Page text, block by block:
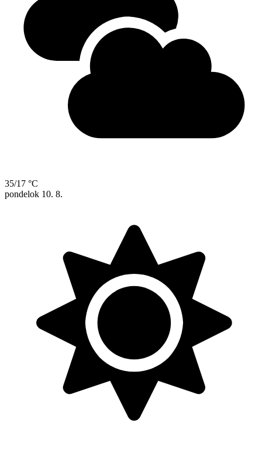
35/17 °C
pondelok 10. 8.